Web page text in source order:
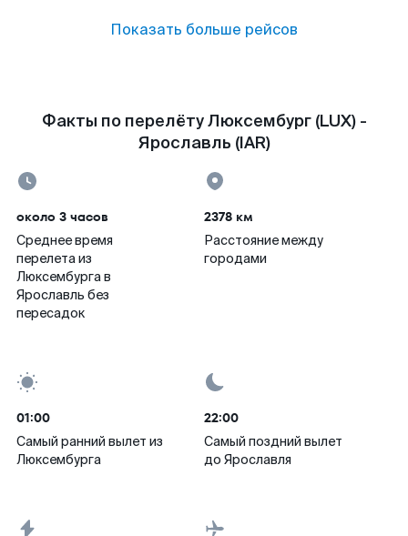
Показать больше рейсов
Факты по перелёту Люксембург (LUX) -
Ярославль (IAR)
около 3 часов
Среднее время
перелета из
Люксембурга в
Ярославль без
пересадок
2378 км
Расстояние между
городами
01:00
Самый ранний вылет из
Люксембурга
22:00
Самый поздний вылет
до Ярославля